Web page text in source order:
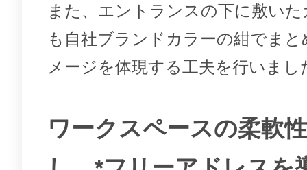
また、エントランスの下に敷い
も自社ブランドカラーの紺でま
メージを体現する工夫を行いまし
ワークスペースの柔軟